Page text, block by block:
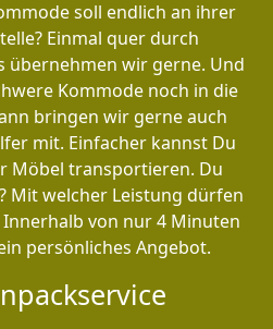
soll endlich an ihrer
Einmal quer durch
übernehmen wir gerne. Und
Kommode noch in die
bringen wir gerne auch
mit. Einfacher kannst Du
Möbel transportieren. Du
Mit welcher Leistung dürfen
von nur 4 Minuten
persönliches Angebot.